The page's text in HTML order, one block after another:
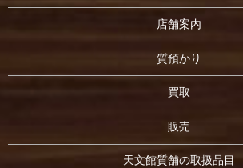
店舗案内
質預かり
買取
販売
天文館質舗の取扱品目